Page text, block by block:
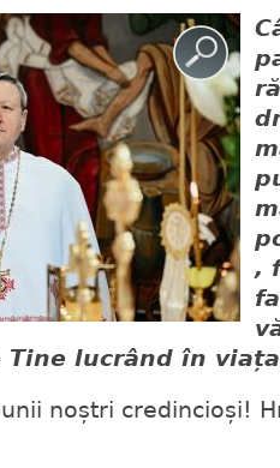
,
Tine lucrând în
credincioși!